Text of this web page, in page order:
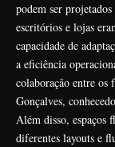
podem ser
escritórios e lojas
capacidade de
a eficiência
colaboração entre os
Gonçalves,
Além disso, espaços
diferentes layouts e